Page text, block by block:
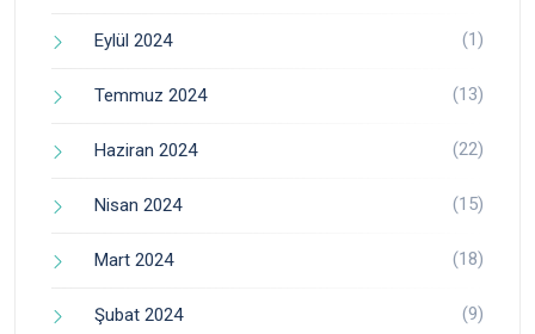
Eylül 2024 (1)
Temmuz 2024 (13)
Haziran 2024 (22)
Nisan 2024 (15)
Mart 2024 (18)
Şubat 2024 (9)